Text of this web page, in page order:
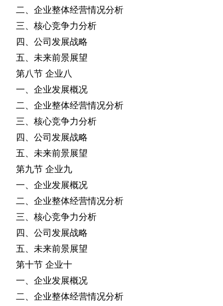
二、企业整体经营情况分析
三、核心竞争力分析
四、公司发展战略
五、未来前景展望
第八节 企业八
一、企业发展概况
二、企业整体经营情况分析
三、核心竞争力分析
四、公司发展战略
五、未来前景展望
第九节 企业九
一、企业发展概况
二、企业整体经营情况分析
三、核心竞争力分析
四、公司发展战略
五、未来前景展望
第十节 企业十
一、企业发展概况
二、企业整体经营情况分析